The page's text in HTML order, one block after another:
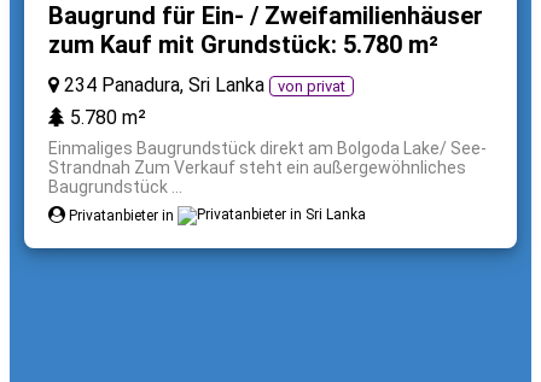
Baugrund für Ein- / Zweifamilienhäuser
zum Kauf mit Grundstück: 5.780 m²
234 Panadura, Sri Lanka von privat
5.780 m²
Einmaliges Baugrundstück direkt am Bolgoda Lake/ See-
Strandnah Zum Verkauf steht ein außergewöhnliches
Baugrundstück ...
Privatanbieter in